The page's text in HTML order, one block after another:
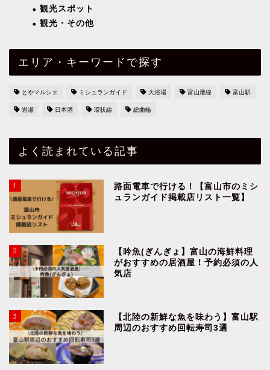
観光スポット
観光・その他
エリア・キーワードで探す
とやマルシェ ミシュランガイド 大浴場 富山港線 富山駅
岩瀬 日本酒 環状線 総曲輪
よく読まれている記事
1
路面電車で行ける！【富山市のミシ
ュランガイド掲載店リスト一覧】
2
【吟魚(ぎんぎょ】富山の海鮮料理
がおすすめの居酒屋！予約必須の人
気店
3
【北陸の新鮮な魚を味わう】富山駅
周辺のおすすめ回転寿司3選